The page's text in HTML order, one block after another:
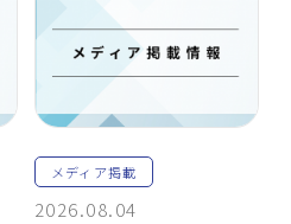
メディア掲載
2026.08.04